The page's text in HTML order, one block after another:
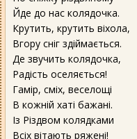
Йде до нас колядочка.
Крутить, крутить віхола,
Вгору сніг здіймається.
Де звучить колядочка,
Радість оселяється!
Гамір, сміх, веселощі
В кожній хаті бажані.
Із Різдвом колядками
Всіх вітають ряжені!